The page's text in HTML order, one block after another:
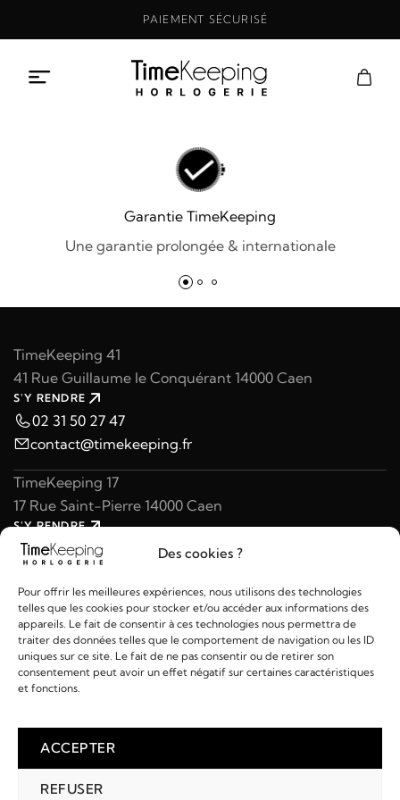
Des cookies ?
Pour offrir les meilleures expériences, nous utilisons des technologies
telles que les cookies pour stocker et/ou accéder aux informations des
appareils. Le fait de consentir à ces technologies nous permettra de
traiter des données telles que le comportement de navigation ou les ID
uniques sur ce site. Le fait de ne pas consentir ou de retirer son
consentement peut avoir un effet négatif sur certaines caractéristiques
et fonctions.
ACCEPTER
REFUSER
PAIEMENT SÉCURISÉ
Garantie TimeKeeping
Une garantie prolongée & internationale
TimeKeeping 41
41 Rue Guillaume le Conquérant 14000 Caen
S'Y RENDRE
02 31 50 27 47
contact@timekeeping.fr
TimeKeeping 17
17 Rue Saint-Pierre 14000 Caen
S'Y RENDRE
02 31 47 49 97
contact@timekeeping.fr
Liens utiles
2026 © TIMEKEEPING - Réalisé par